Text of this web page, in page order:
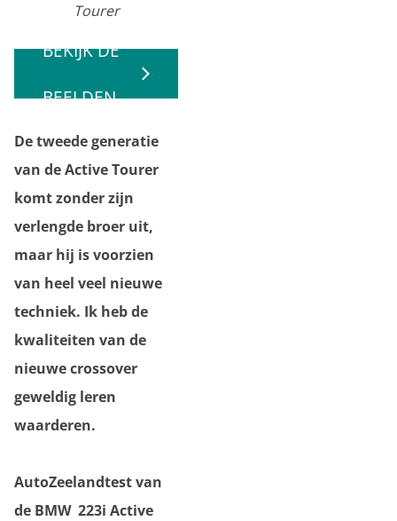
BEKIJK DE
BEELDEN
De tweede generatie
van de Active Tourer
komt zonder zijn
verlengde broer uit,
maar hij is voorzien
van heel veel nieuwe
techniek. Ik heb de
kwaliteiten van de
nieuwe crossover
geweldig leren
waarderen.
AutoZeelandtest van
de BMW 223i Active